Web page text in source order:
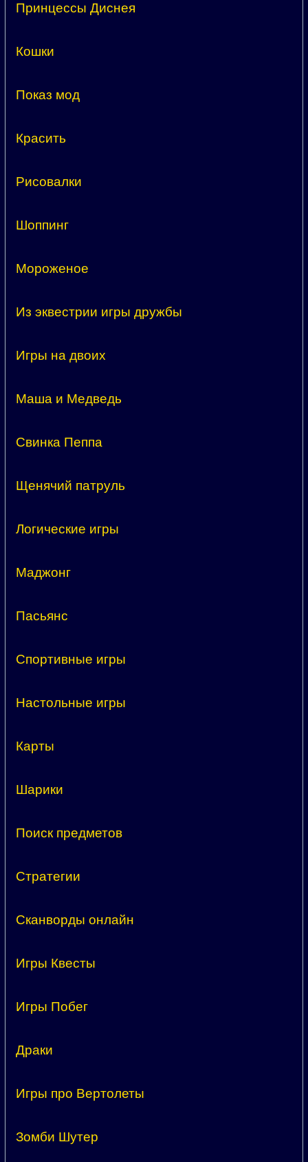
Принцессы Диснея
Кошки
Показ мод
Красить
Рисовалки
Шоппинг
Мороженое
Из эквестрии игры дружбы
Игры на двоих
Маша и Медведь
Свинка Пеппа
Щенячий патруль
Логические игры
Маджонг
Пасьянс
Спортивные игры
Настольные игры
Карты
Шарики
Поиск предметов
Стратегии
Сканворды онлайн
Игры Квесты
Игры Побег
Драки
Игры про Вертолеты
Зомби Шутер